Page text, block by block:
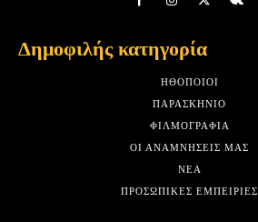
Δημοφιλής κατηγορία
HΘΟΠΟΙΟΊ
ΠΑΡΑΣΚΉΝΙΟ
ΦΙΛΜΟΓΡΑΦΊΑ
ΟΙ ΑΝΑΜΝΉΣΕΙΣ ΜΑΣ
ΝΈΑ
ΠΡΟΣΩΠΙΚΈΣ ΕΜΠΕΙΡΊΕΣ